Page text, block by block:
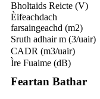
Bholtaids Reicte (V)
Èifeachdach
farsaingeachd (m2)
Sruth adhair m (3/uair)
CADR (m3/uair)
Ìre Fuaime (dB)
Feartan Bathar